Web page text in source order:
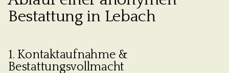
Bestattung in Lebach
1. Kontaktaufnahme &
Bestattungsvollmacht